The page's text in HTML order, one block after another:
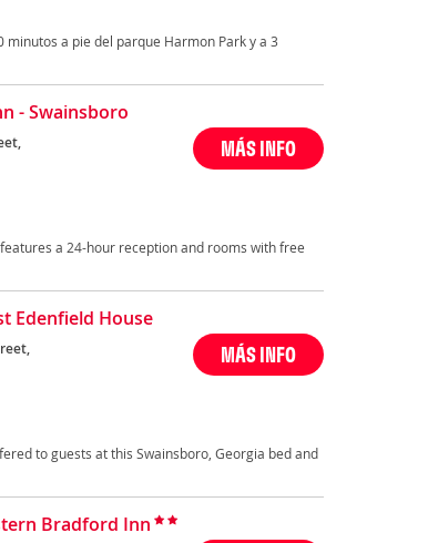
minutos a pie del parque Harmon Park y a 3
- Swainsboro
MÁS INFO
a 24-hour reception and rooms with free
Edenfield House
MÁS INFO
to guests at this Swainsboro, Georgia bed and
Bradford Inn